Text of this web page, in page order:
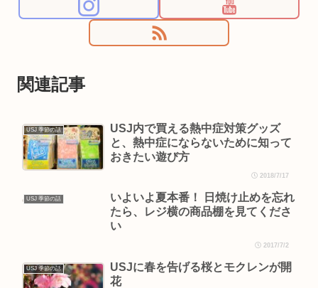
関連記事
USJ 季節の話
USJ内で買える熱中症対策グッズ
と、熱中症にならないために知って
おきたい遊び方
2018/7/17
USJ 季節の話
いよいよ夏本番！ 日焼け止めを忘れ
たら、レジ横の商品棚を見てくださ
い
2017/7/2
USJ 季節の話
USJに春を告げる桜とモクレンが開
花